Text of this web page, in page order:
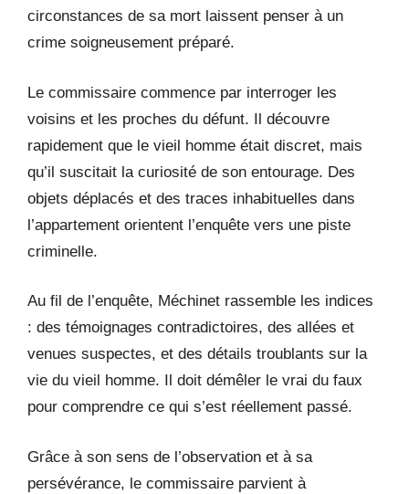
circonstances de sa mort laissent penser à un
crime soigneusement préparé.
Le commissaire commence par interroger les
voisins et les proches du défunt. Il découvre
rapidement que le vieil homme était discret, mais
qu’il suscitait la curiosité de son entourage. Des
objets déplacés et des traces inhabituelles dans
l’appartement orientent l’enquête vers une piste
criminelle.
Au fil de l’enquête, Méchinet rassemble les indices
: des témoignages contradictoires, des allées et
venues suspectes, et des détails troublants sur la
vie du vieil homme. Il doit démêler le vrai du faux
pour comprendre ce qui s’est réellement passé.
Grâce à son sens de l’observation et à sa
persévérance, le commissaire parvient à